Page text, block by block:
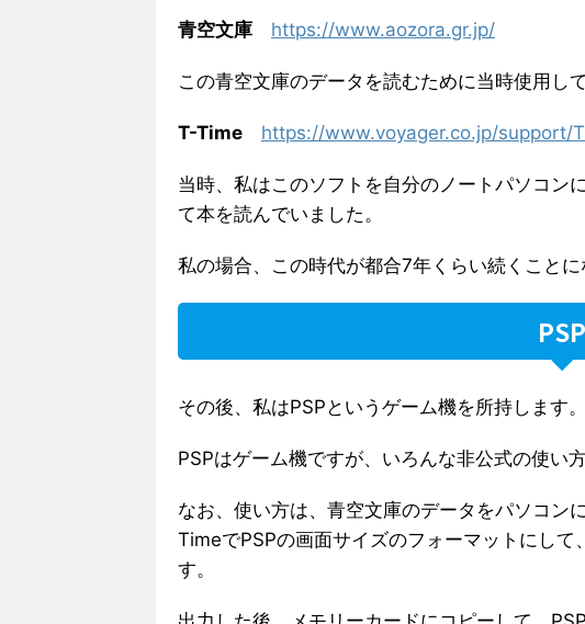
青空文庫 https://www.aozora.gr.jp/
この青空文庫のデータを読むために当時使用し
T-Time https://www.voyager.co.jp/support/
当時、私はこのソフトを自分のノートパソコン
て本を読んでいました。
私の場合、この時代が都合7年くらい続くことに
PSP
その後、私はPSPというゲーム機を所持します。
PSPはゲーム機ですが、いろんな非公式の使い
なお、使い方は、青空文庫のデータをパソコン
TimeでPSPの画面サイズのフォーマットにして
す。